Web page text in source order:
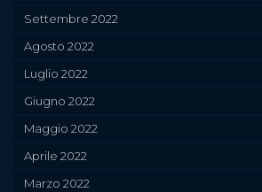
Settembre 2022
Agosto 2022
Luglio 2022
Giugno 2022
Maggio 2022
Aprile 2022
Marzo 2022